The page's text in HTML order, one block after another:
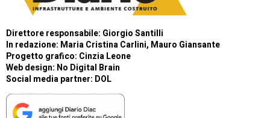
Direttore responsabile: Giorgio Santilli
In redazione: Maria Cristina Carlini, Mauro Giansante
Progetto grafico: Cinzia Leone
Web design: No Digital Brain
Social media partner: DOL